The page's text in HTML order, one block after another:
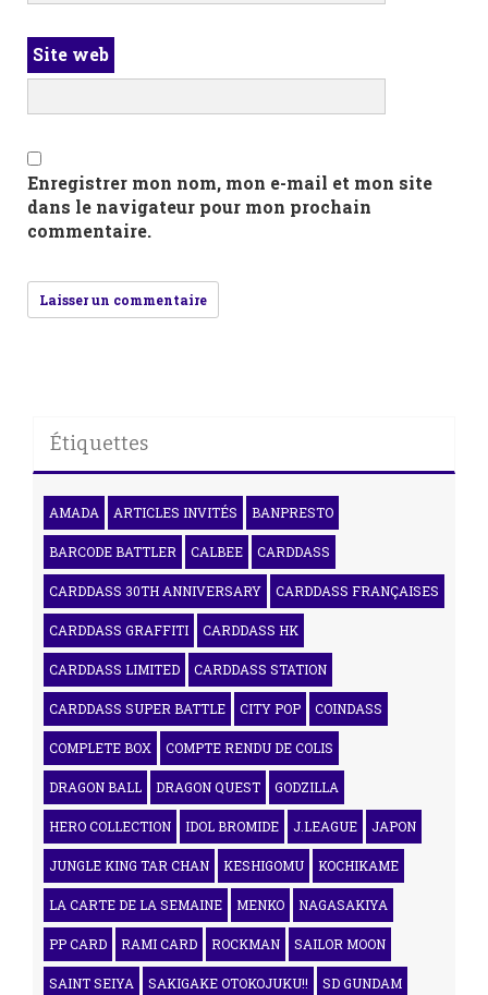
Site web
Enregistrer mon nom, mon e-mail et mon site
dans le navigateur pour mon prochain
commentaire.
Étiquettes
AMADA ARTICLES INVITÉS BANPRESTO
BARCODE BATTLER CALBEE CARDDASS
CARDDASS 30TH ANNIVERSARY CARDDASS FRANÇAISES
CARDDASS GRAFFITI CARDDASS HK
CARDDASS LIMITED CARDDASS STATION
CARDDASS SUPER BATTLE CITY POP COINDASS
COMPLETE BOX COMPTE RENDU DE COLIS
DRAGON BALL DRAGON QUEST GODZILLA
HERO COLLECTION IDOL BROMIDE J.LEAGUE JAPON
JUNGLE KING TAR CHAN KESHIGOMU KOCHIKAME
LA CARTE DE LA SEMAINE MENKO NAGASAKIYA
PP CARD RAMI CARD ROCKMAN SAILOR MOON
SAINT SEIYA SAKIGAKE OTOKOJUKU!! SD GUNDAM